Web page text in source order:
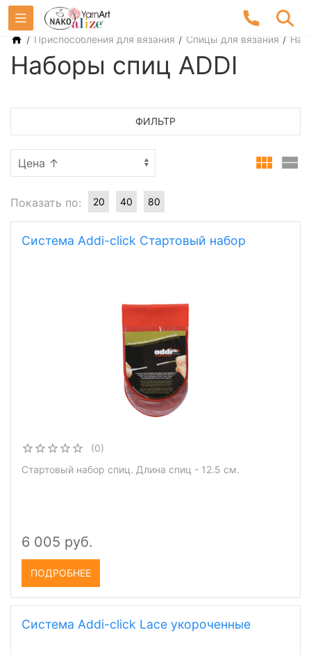
/ Приспособления для вязания / Спицы для вязания /
Наборы спиц ADDI
ФИЛЬТР
Показать по: 20 40 80
Система Addi-click Стартовый набор
(0)
Стартовый набор спиц. Длина спиц - 12.5 см.
6 005 руб.
ПОДРОБНЕЕ
Система Addi-click Lace укороченные